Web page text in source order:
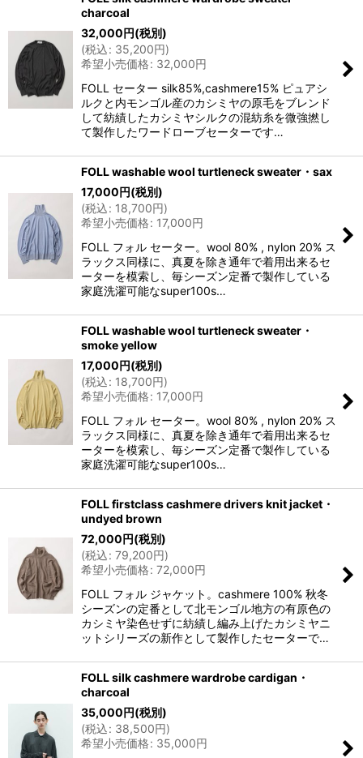
charcoal
32,000円(税別)
(税込: 35,200円)
希望小売価格: 32,000円
FOLL セーター silk85%,cashmere15% ピュアシ
ルクと内モンゴル産のカシミヤの原毛をブレンド
して紡績したカシミヤシルクの混紡糸を微強撚し
て製作したワードローブセーターです…
FOLL washable wool turtleneck sweater・sax
17,000円(税別)
(税込: 18,700円)
希望小売価格: 17,000円
FOLL フォル セーター。wool 80% , nylon 20% ス
ラックス同様に、真夏を除き通年で着用出来るセ
ーターを模索し、毎シーズン定番で製作している
家庭洗濯可能なsuper100s…
FOLL washable wool turtleneck sweater・
smoke yellow
17,000円(税別)
(税込: 18,700円)
希望小売価格: 17,000円
FOLL フォル セーター。wool 80% , nylon 20% ス
ラックス同様に、真夏を除き通年で着用出来るセ
ーターを模索し、毎シーズン定番で製作している
家庭洗濯可能なsuper100s…
FOLL firstclass cashmere drivers knit jacket・
undyed brown
72,000円(税別)
(税込: 79,200円)
希望小売価格: 72,000円
FOLL フォル ジャケット。cashmere 100% 秋冬
シーズンの定番として北モンゴル地方の有原色の
カシミヤ染色せずに紡績し編み上げたカシミヤニ
ットシリーズの新作として製作したセーターで…
FOLL silk cashmere wardrobe cardigan・
charcoal
35,000円(税別)
(税込: 38,500円)
希望小売価格: 35,000円